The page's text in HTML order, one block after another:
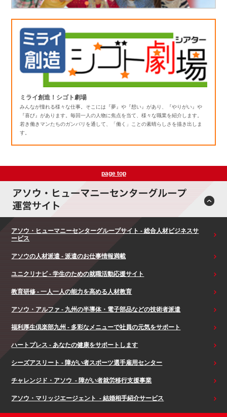
ミライ創造！シゴト劇場
みんなが憧れる様々な仕事。そこには『夢』や『想い』があり、『やりがい』や
『喜び』があります。毎回一人の人物に焦点を当て、様々な職業を紹介します。
若き働きマンたちのガンバリを通して、「働く」ことの素晴らしさを描き出しま
す。
page top
アソウ・ヒューマニーセンターグループサイト - 総合人材ビジネスサ
ービス
アソウの人材派遣 - 派遣のお仕事情報満載
ユニクリナビ - 学生のための就職活動応援サイト
教育研修 - 一人一人の能力を高める人材教育
アソウ・アルファ - 九州の半導体・電子部品などの技術者派遣
福利厚生倶楽部九州 - 多彩なメニューで社員の元気をサポート
ハートプレス - あなたの健康をサポートします
シーズアスリート - 障がい者スポーツ選手雇用センター
チャレンジド・アソウ - 障がい者就労移行支援事業
アソウ・マリッジエージェント - 結婚相手紹介サービス